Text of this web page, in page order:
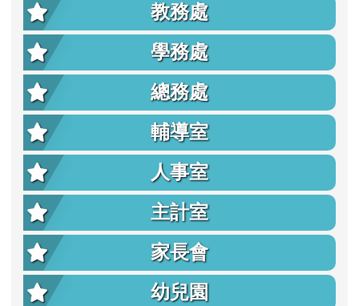
教務處
學務處
總務處
輔導室
人事室
主計室
家長會
幼兒園